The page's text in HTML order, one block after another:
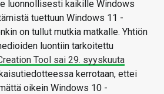
luonnollisesti kaikille Windows
tuettuun Windows 11 -
on tullut mutkia matkalle. Yhtiön
luontiin tarkoitettu
Tool sai 29. syyskuuta
kerrotaan, ettei
oikein Windows 10 -